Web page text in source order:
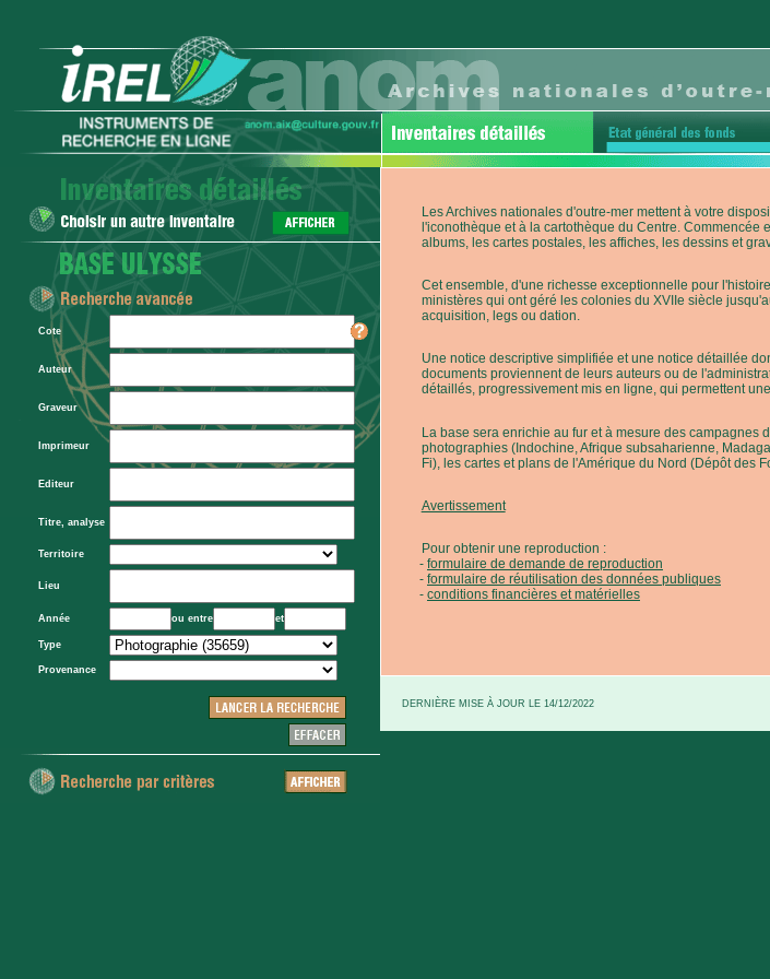
Cote
Auteur
Graveur
Imprimeur
Editeur
Titre, analyse
Territoire
Lieu
Année ou entre et
Type
Provenance
Les Archives nationales d'outre-mer mettent à votre
l'iconothèque et à la cartothèque du Centre.
albums, les cartes postales, les affiches, les dessins et
Cet ensemble, d'une richesse exceptionnelle pour
ministères qui ont géré les colonies du XVIIe siècle
acquisition, legs ou dation.
Une notice descriptive simplifiée et une notice détaillée
documents proviennent de leurs auteurs ou de
détaillés, progressivement mis en ligne, qui permettent
La base sera enrichie au fur et à mesure des
photographies (Indochine, Afrique subsaharienne,
Fi), les cartes et plans de l'Amérique du Nord (Dépôt des
Avertissement
Pour obtenir une reproduction :
formulaire de demande de reproduction
formulaire de réutilisation des données publiques
conditions financières et matérielles
DERNIÈRE MISE À JOUR LE 14/12/2022